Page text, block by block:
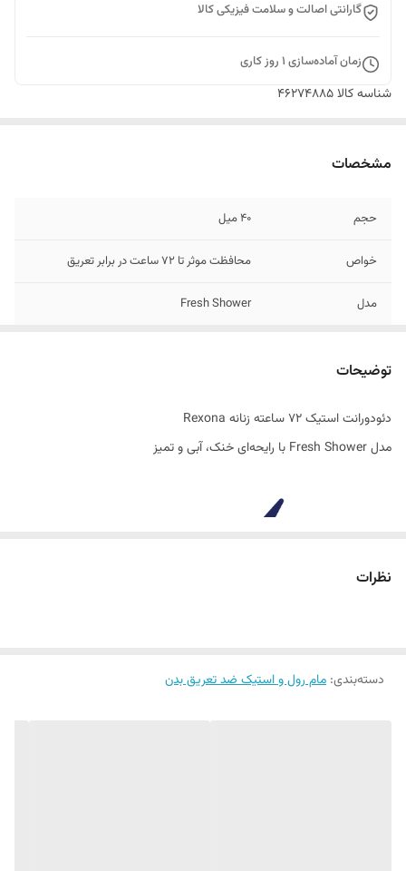
گارانتی اصالت و سلامت فیزیکی کالا
زمان آماده‌سازی 1 روز کاری
شناسه کالا46274885
مشخصات
حجم 40 میل
خواص محافظت موثر تا 72 ساعت در برابر تعریق
مدل Fresh Shower
توضیحات
دئودورانت استیک 72 ساعته زنانه Rexona
مدل Fresh Shower با رایحه‌ای خنک، آبی و تمیز
نظرات
دسته‌بندی: مام رول و استیک ضد تعریق بدن